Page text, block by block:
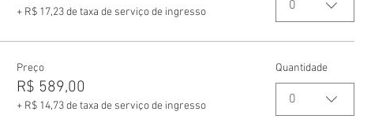
+ R$ 17,23 de taxa de serviço de ingresso 0
Preço
R$ 589,00
+ R$ 14,73 de taxa de serviço de ingresso
Quantidade
0